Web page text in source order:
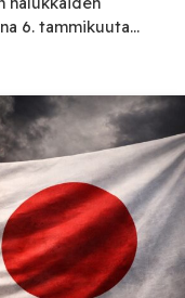
6. tammikuuta
Emmanuel
edustus. Mukana
Steve Witkoff
Ulkoministeri